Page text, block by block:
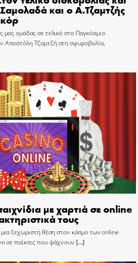
και ο Α.Τζαμτζής
μας ομάδας σε τελικό στο Παγκόσμιο
Αποστόλη Τζαμτζή στη σφυροβολία,
με χαρτιά σε online
τους
ξεχωριστή θέση στον κόσμο των online
σε παίκτες που ψάχνουν […]